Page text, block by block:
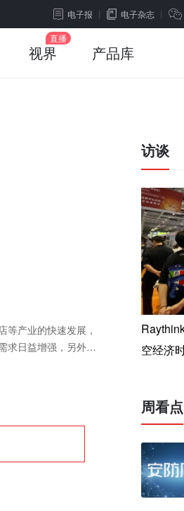
电子报 电子杂志
视界 产品库
等产业的快速发展，
求日益增强，另外，
访谈
机赋能应急救援与医疗运
空经济
周看点